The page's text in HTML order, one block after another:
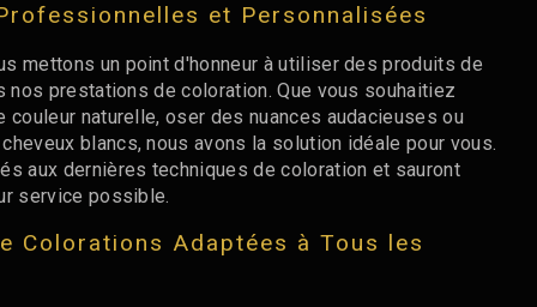
et Personnalisées
mettons un point d'honneur à utiliser des produits de
nos prestations de coloration. Que vous souhaitiez
couleur naturelle, oser des nuances audacieuses ou
blancs, nous avons la solution idéale pour vous.
aux dernières techniques de coloration et sauront
service possible.
Colorations Adaptées à Tous les